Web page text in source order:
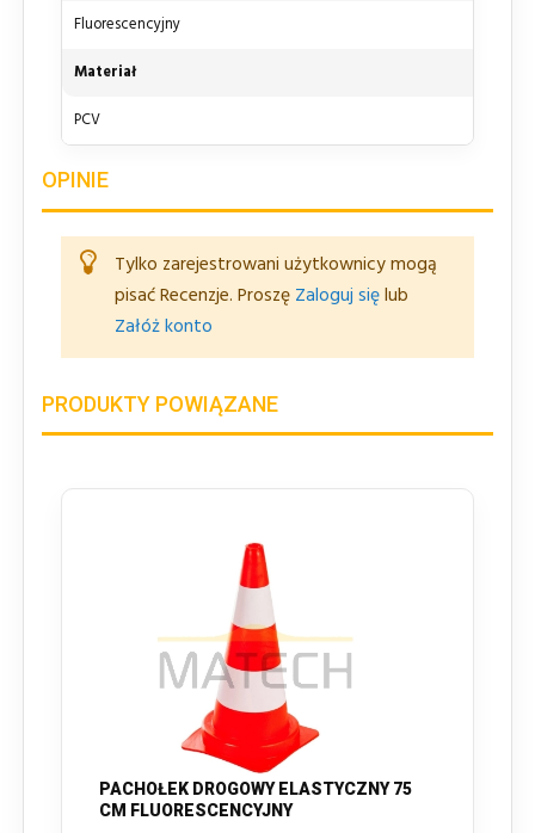
Fluorescencyjny
Materiał
PCV
OPINIE
Tylko zarejestrowani użytkownicy mogą
pisać Recenzje. Proszę Zaloguj sięlub
Załóż konto
PRODUKTY POWIĄZANE
PACHOŁEK DROGOWY ELASTYCZNY 75
CM FLUORESCENCYJNY